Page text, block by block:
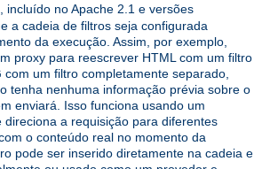
, incluído no Apache 2.1 e versões
a cadeia de filtros seja configurada
da execução. Assim, por exemplo,
proxy para reescrever HTML com um filtro
com um filtro completamente separado,
tenha nenhuma informação prévia sobre o
enviará. Isso funciona usando um
direciona a requisição para diferentes
o conteúdo real no momento da
pode ser inserido diretamente na cadeia e